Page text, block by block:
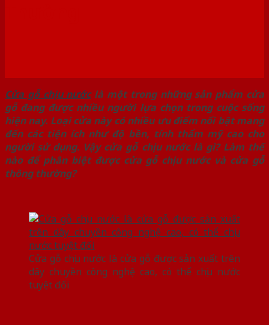
Cửa gỗ chịu nướclà một trong những sản phẩm cửa
gỗ đang được nhiều người lựa chọn trong cuộc sống
hiện nay. Loại cửa này có nhiều ưu điểm nổi bật mang
đến các tiện ích như độ bền, tính thẩm mỹ cao cho
người sử dụng. Vậy cửa gỗ chịu nước là gì? Làm thế
nào để phân biệt được cửa gỗ chịu nước và cửa gỗ
thông thường?
Cửa gỗ chịu nước là cửa gỗ được sản xuất trên
dây chuyền công nghệ cao, có thể chịu nước
tuyệt đối